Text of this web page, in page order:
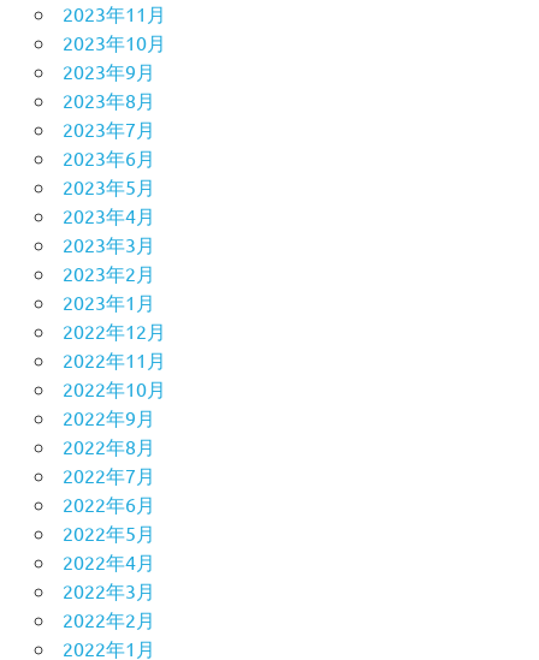
2023年11月
2023年10月
2023年9月
2023年8月
2023年7月
2023年6月
2023年5月
2023年4月
2023年3月
2023年2月
2023年1月
2022年12月
2022年11月
2022年10月
2022年9月
2022年8月
2022年7月
2022年6月
2022年5月
2022年4月
2022年3月
2022年2月
2022年1月